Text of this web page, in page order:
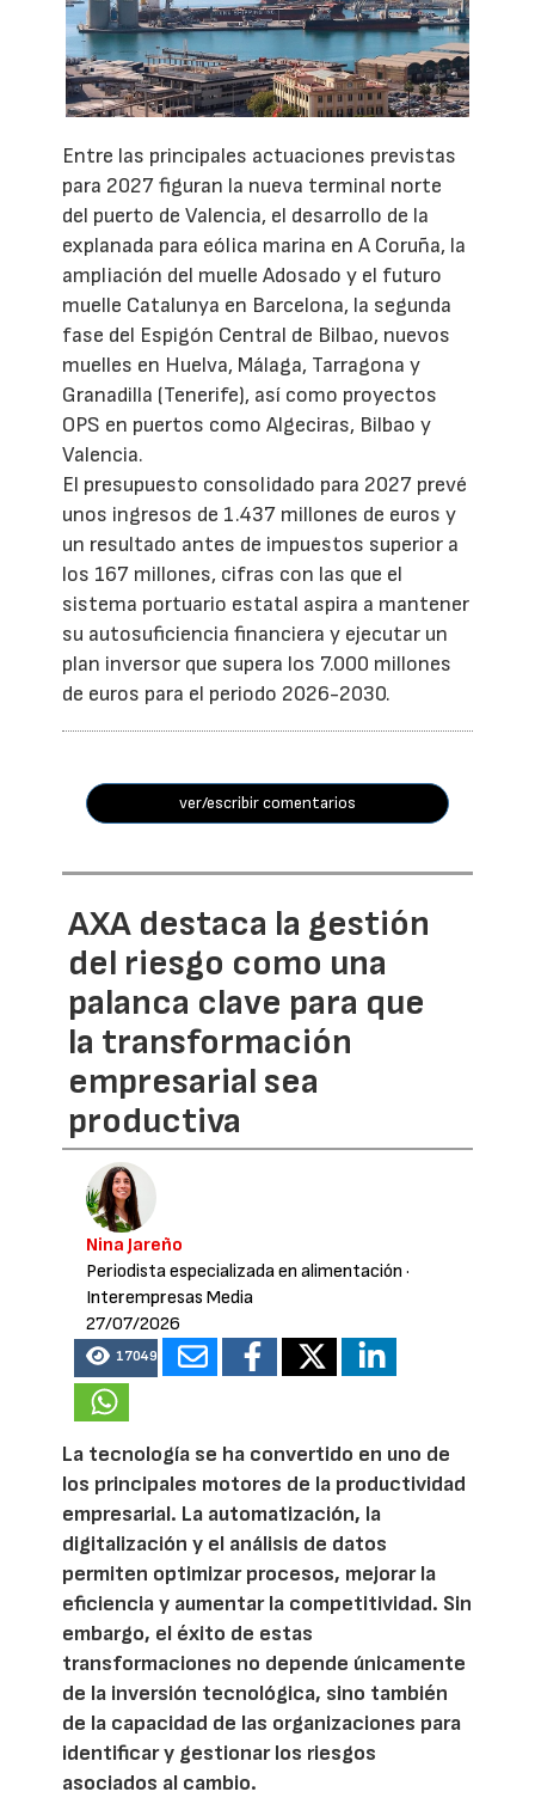
Entre las principales actuaciones previstas
para 2027 figuran la nueva terminal norte
del puerto de Valencia, el desarrollo de la
explanada para eólica marina en A Coruña, la
ampliación del muelle Adosado y el futuro
muelle Catalunya en Barcelona, la segunda
fase del Espigón Central de Bilbao, nuevos
muelles en Huelva, Málaga, Tarragona y
Granadilla (Tenerife), así como proyectos
OPS en puertos como Algeciras, Bilbao y
Valencia.
El presupuesto consolidado para 2027 prevé
unos ingresos de 1.437 millones de euros y
un resultado antes de impuestos superior a
los 167 millones, cifras con las que el
sistema portuario estatal aspira a mantener
su autosuficiencia financiera y ejecutar un
plan inversor que supera los 7.000 millones
de euros para el periodo 2026-2030.
ver/escribir comentarios
AXA destaca la gestión
del riesgo como una
palanca clave para que
la transformación
empresarial sea
productiva
Nina Jareño
Periodista especializada en alimentación ·
Interempresas Media
27/07/2026
17049
La tecnología se ha convertido en uno de
los principales motores de la productividad
empresarial. La automatización, la
digitalización y el análisis de datos
permiten optimizar procesos, mejorar la
eficiencia y aumentar la competitividad. Sin
embargo, el éxito de estas
transformaciones no depende únicamente
de la inversión tecnológica, sino también
de la capacidad de las organizaciones para
identificar y gestionar los riesgos
asociados al cambio.